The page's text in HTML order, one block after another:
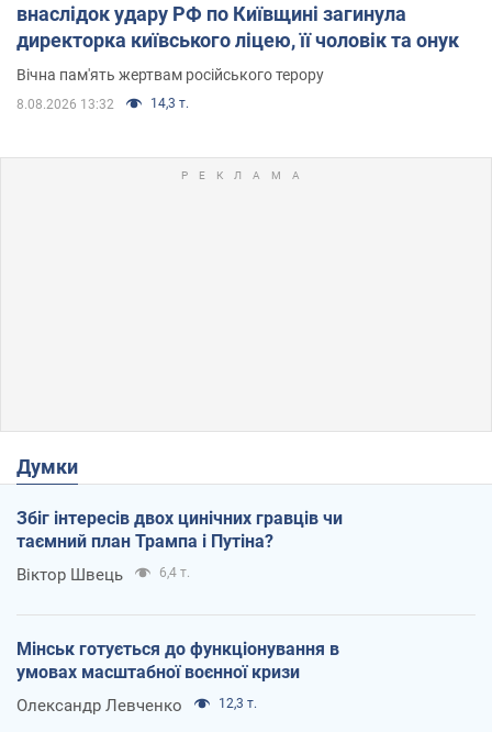
внаслідок удару РФ по Київщині загинула
директорка київського ліцею, її чоловік та онук
Вічна пам'ять жертвам російського терору
8.08.2026 13:32 14,3 т.
Думки
Збіг інтересів двох цинічних гравців чи
таємний план Трампа і Путіна?
Віктор Швець 6,4 т.
Мінськ готується до функціонування в
умовах масштабної воєнної кризи
Олександр Левченко 12,3 т.